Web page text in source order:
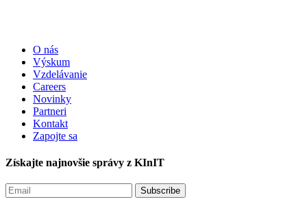
O nás
Výskum
Vzdelávanie
Careers
Novinky
Partneri
Kontakt
Zapojte sa
Získajte najnovšie správy z KInIT